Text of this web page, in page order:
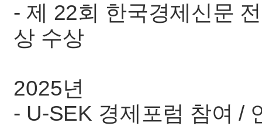
- 제 22회 한국경제신문
상 수상
2025년
- U-SEK 경제포럼 참여 /